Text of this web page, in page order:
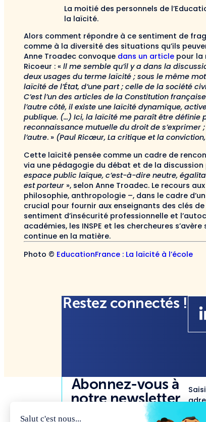
La moitié des personnels de
la laïcité.
Alors comment répondre à ce sentiment de
comme à la diversité des situations qu’ils
Anne Troadec convoque dans un article pour la
Ricoeur : « ll me semble qu’il y a dans la
deux usages du terme laïcité ; sous le même
laïcité de l’État, d’une part ; celle de la société
C’est l’un des articles de la Constitution
l’autre côté, il existe une laïcité dynamique,
publique. (…) Ici, la laïcité me paraît être définie
reconnaissance mutuelle du droit de
l’autre. » (Paul Ricœur, La critique et la
Cette laïcité pensée comme un cadre de
via une pédagogie du débat et de la discussion
espace public laïque, c’est-à-dire neutre,
est porteur », selon Anne Troadec. Le recours
philosophie, anthropologie –, dans le cadre
crucial pour fournir aux enseignants des clés
sentiment d’insécurité professionnelle et
académies, les INSPE et les chercheures
continue en la matière.
Photo © EducationFrance : La laïcité à l’école
Restez connectés !
Abonnez-vous à
notre newsletter